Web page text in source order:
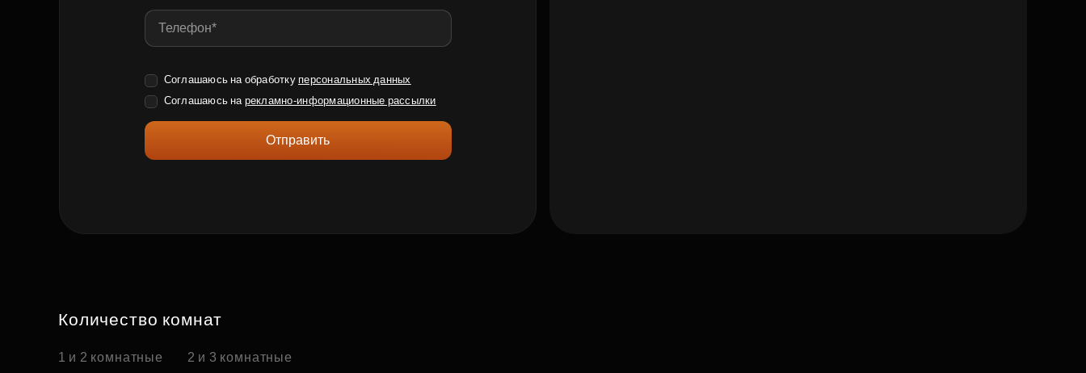
Соглашаюсь на обработку персональных данных
Соглашаюсь на рекламно-информационные рассылки
Отправить
Количество комнат
1 и 2 комнатные 2 и 3 комнатные